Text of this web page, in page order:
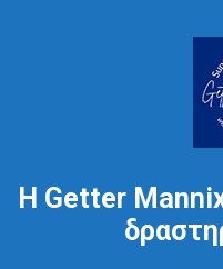
Η Getter